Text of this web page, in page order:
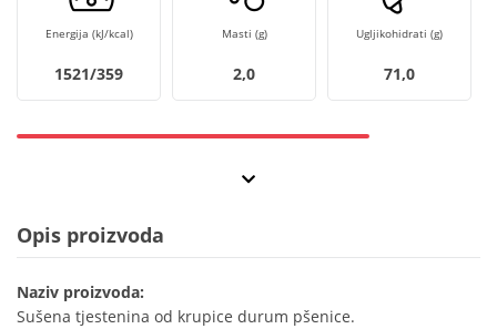
Energija (kJ/kcal)
1521/359
Masti (g)
2,0
Ugljikohidrati (g)
71,0
Opis proizvoda
Naziv proizvoda:
Sušena tjestenina od krupice durum pšenice.